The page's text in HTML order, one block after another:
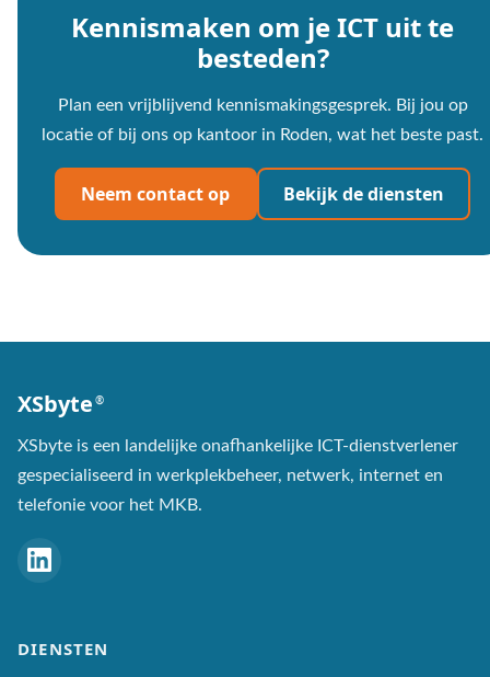
Kennismaken om je ICT uit te
besteden?
Plan een vrijblijvend kennismakingsgesprek. Bij jou op
locatie of bij ons op kantoor in Roden, wat het beste past.
Neem contact op Bekijk de diensten
XSbyte ®
XSbyte is een landelijke onafhankelijke ICT-dienstverlener
gespecialiseerd in werkplekbeheer, netwerk, internet en
telefonie voor het MKB.
LinkedIn
DIENSTEN